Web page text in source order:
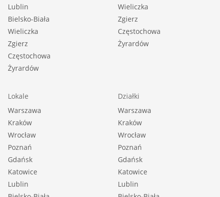
Lublin
Bielsko-Biała
Wieliczka
Zgierz
Częstochowa
Żyrardów
Wieliczka
Zgierz
Częstochowa
Żyrardów
Lokale
Warszawa
Kraków
Wrocław
Poznań
Gdańsk
Katowice
Lublin
Działki
Warszawa
Kraków
Wrocław
Poznań
Gdańsk
Katowice
Lublin